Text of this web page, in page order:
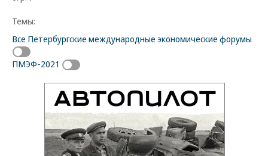
Темы:
Все Петербургские международные экономические форумы
ПМЭФ-2021